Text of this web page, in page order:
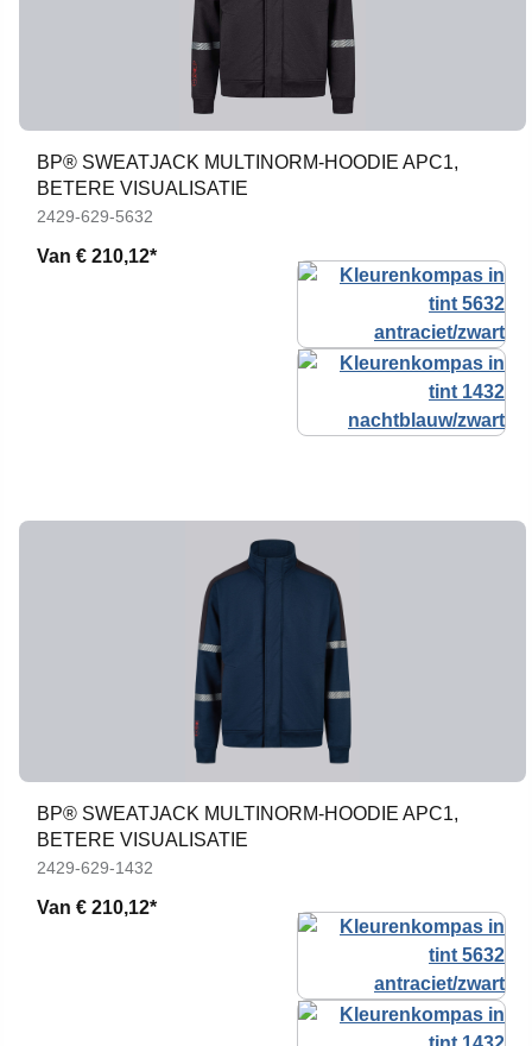
BP® SWEATJACK MULTINORM-HOODIE APC1,
BETERE VISUALISATIE
2429-629-5632
Van € 210,12*
BP® SWEATJACK MULTINORM-HOODIE APC1,
BETERE VISUALISATIE
2429-629-1432
Van € 210,12*